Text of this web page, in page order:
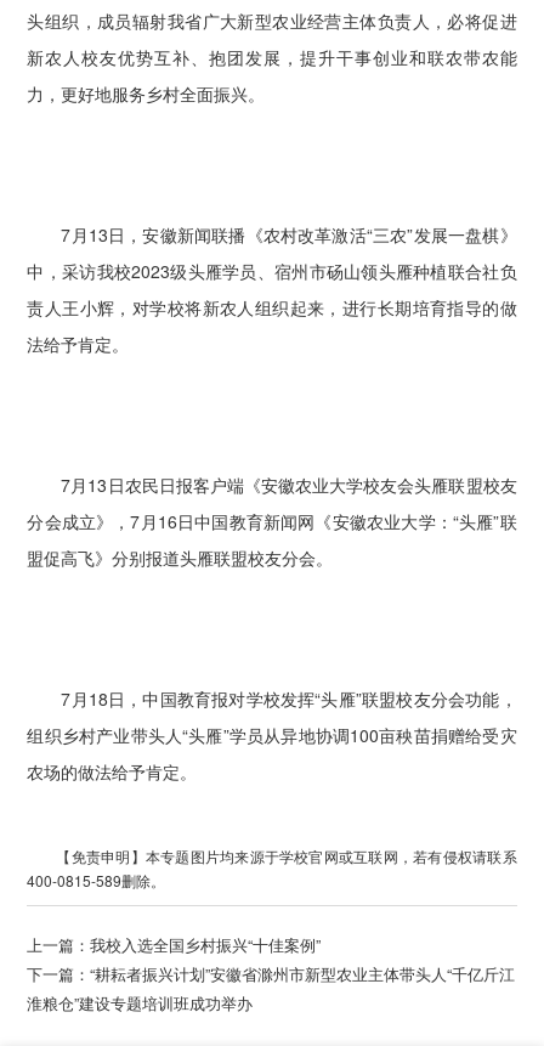
头组织，成员辐射我省广大新型农业经营主体负责人，必将促进
新农人校友优势互补、抱团发展，提升干事创业和联农带农能
力，更好地服务乡村全面振兴。
7月13日，安徽新闻联播《农村改革激活“三农”发展一盘棋》
中，采访我校2023级头雁学员、宿州市砀山领头雁种植联合社负
责人王小辉，对学校将新农人组织起来，进行长期培育指导的做
法给予肯定。
7月13日农民日报客户端《安徽农业大学校友会头雁联盟校友
分会成立》，7月16日中国教育新闻网《安徽农业大学：“头雁”联
盟促高飞》分别报道头雁联盟校友分会。
7月18日，中国教育报对学校发挥“头雁”联盟校友分会功能，
组织乡村产业带头人“头雁”学员从异地协调100亩秧苗捐赠给受灾
农场的做法给予肯定。
【免责申明】本专题图片均来源于学校官网或互联网，若有侵权请联系
400-0815-589删除。
上一篇：我校入选全国乡村振兴“十佳案例”
下一篇：“耕耘者振兴计划”安徽省滁州市新型农业主体带头人“千亿斤江
淮粮仓”建设专题培训班成功举办